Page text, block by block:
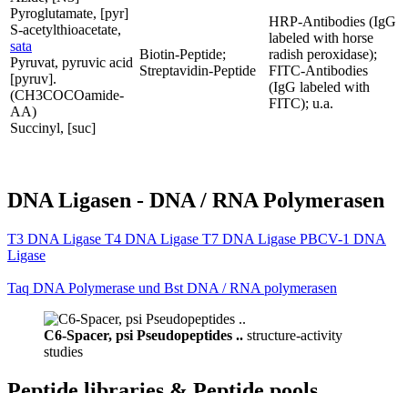
Pyroglutamate, [pyr]
S-acetylthioacetate,
sata
Pyruvat, pyruvic acid
[pyruv].
(CH3COCOamide-
AA)
Succinyl, [suc]
Biotin-Peptide;
Streptavidin-Peptide
HRP-Antibodies (IgG
labeled with horse
radish peroxidase);
FITC-Antibodies
(IgG labeled with
FITC); u.a.
DNA Ligasen - DNA / RNA Polymerasen
T3 DNA Ligase T4 DNA Ligase T7 DNA Ligase PBCV-1 DNA
Ligase
Taq DNA Polymerase und Bst DNA / RNA polymerasen
C6-Spacer, psi Pseudopeptides .. structure-activity
studies